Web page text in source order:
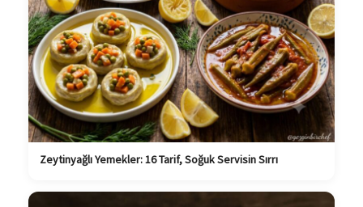
Zeytinyağlı Yemekler: 16 Tarif, Soğuk Servisin Sırrı